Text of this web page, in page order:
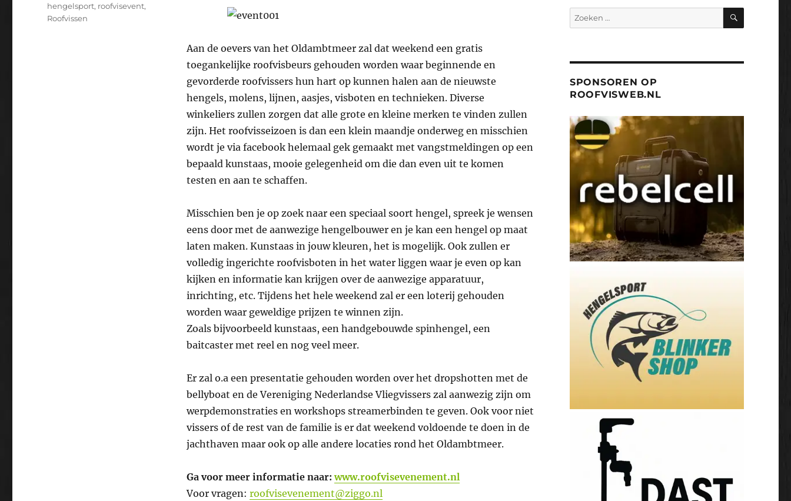
Aan de oevers van het Oldambtmeer zal dat weekend een gratis
toegankelijke roofvisbeurs gehouden worden waar beginnende en
gevorderde roofvissers hun hart op kunnen halen aan de nieuwste
hengels, molens, lijnen, aasjes, visboten en technieken. Diverse
winkeliers zullen zorgen dat alle grote en kleine merken te vinden zullen
zijn. Het roofvisseizoen is dan een klein maandje onderweg en misschien
wordt je via facebook helemaal gek gemaakt met vangstmeldingen op een
bepaald kunstaas, mooie gelegenheid om die dan even uit te komen
testen en aan te schaffen.
Misschien ben je op zoek naar een speciaal soort hengel, spreek je wensen
eens door met de aanwezige hengelbouwer en je kan een hengel op maat
laten maken. Kunstaas in jouw kleuren, het is mogelijk. Ook zullen er
volledig ingerichte roofvisboten in het water liggen waar je even op kan
kijken en informatie kan krijgen over de aanwezige apparatuur,
inrichting, etc. Tijdens het hele weekend zal er een loterij gehouden
worden waar geweldige prijzen te winnen zijn.
Zoals bijvoorbeeld kunstaas, een handgebouwde spinhengel, een
baitcaster met reel en nog veel meer.
Er zal o.a een presentatie gehouden worden over het dropshotten met de
bellyboat en de Vereniging Nederlandse Vliegvissers zal aanwezig zijn om
werpdemonstraties en workshops streamerbinden te geven. Ook voor niet
vissers of de rest van de familie is er dat weekend voldoende te doen in de
jachthaven maar ook op alle andere locaties rond het Oldambtmeer.
Ga voor meer informatie naar:www.roofvisevenement.nl
Voor vragen: roofvisevenement@ziggo.nl
hengelsport, roofvisevent,
Roofvissen
Zoeken
naar:
ZOEKEN
SPONSOREN OP
ROOFVISWEB.NL